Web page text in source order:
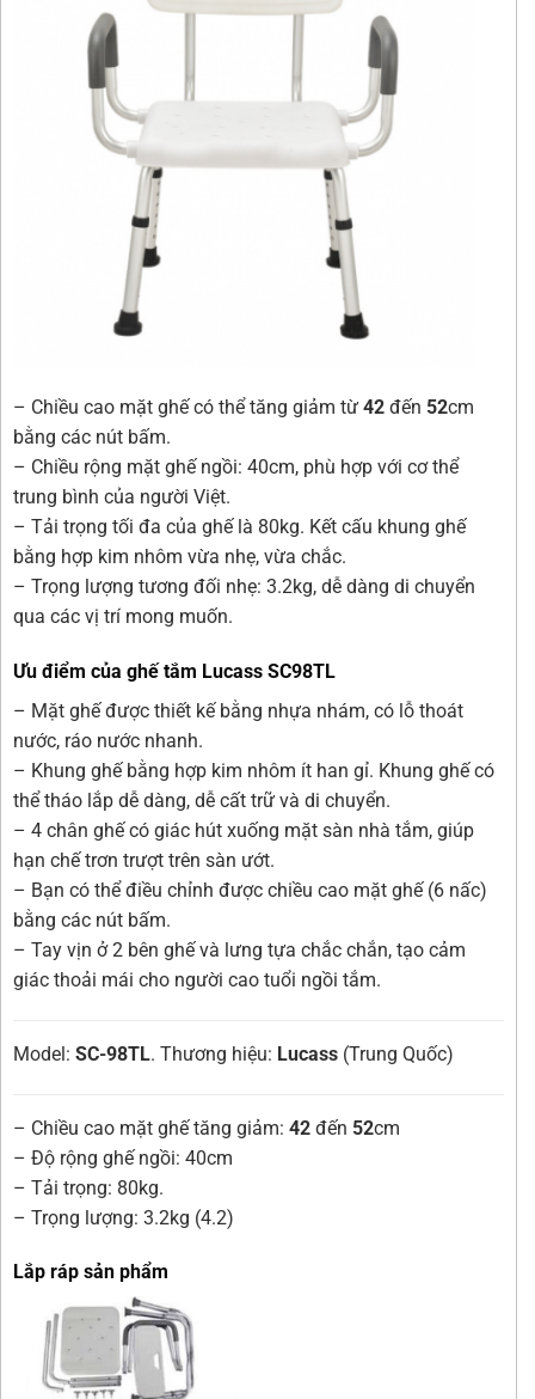
– Chiều cao mặt ghế có thể tăng giảm từ 42 đến 52cm
bằng các nút bấm.
– Chiều rộng mặt ghế ngồi: 40cm, phù hợp với cơ thể
trung bình của người Việt.
– Tải trọng tối đa của ghế là 80kg. Kết cấu khung ghế
bằng hợp kim nhôm vừa nhẹ, vừa chắc.
– Trọng lượng tương đối nhẹ: 3.2kg, dễ dàng di chuyển
qua các vị trí mong muốn.
Ưu điểm của ghế tắm Lucass SC98TL
– Mặt ghế được thiết kế bằng nhựa nhám, có lỗ thoát
nước, ráo nước nhanh.
– Khung ghế bằng hợp kim nhôm ít han gỉ. Khung ghế có
thể tháo lắp dễ dàng, dễ cất trữ và di chuyển.
– 4 chân ghế có giác hút xuống mặt sàn nhà tắm, giúp
hạn chế trơn trượt trên sàn ướt.
– Bạn có thể điều chỉnh được chiều cao mặt ghế (6 nấc)
bằng các nút bấm.
– Tay vịn ở 2 bên ghế và lưng tựa chắc chắn, tạo cảm
giác thoải mái cho người cao tuổi ngồi tắm.
Model: SC-98TL. Thương hiệu: Lucass (Trung Quốc)
– Chiều cao mặt ghế tăng giảm: 42 đến 52cm
– Độ rộng ghế ngồi: 40cm
– Tải trọng: 80kg.
– Trọng lượng: 3.2kg (4.2)
Lắp ráp sản phẩm